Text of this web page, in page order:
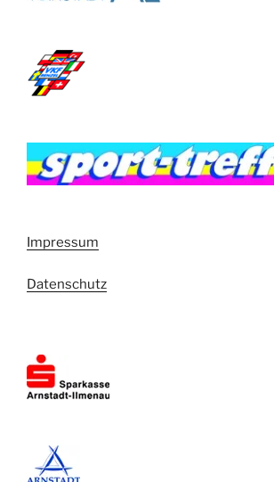
Impressum
Datenschutz